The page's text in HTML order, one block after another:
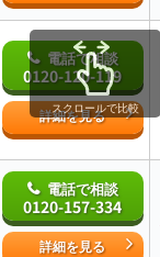
電話で相談
0120-120-119
詳細を見る
電話で相談
0120-157-334
詳細を見る
スクロールで比較